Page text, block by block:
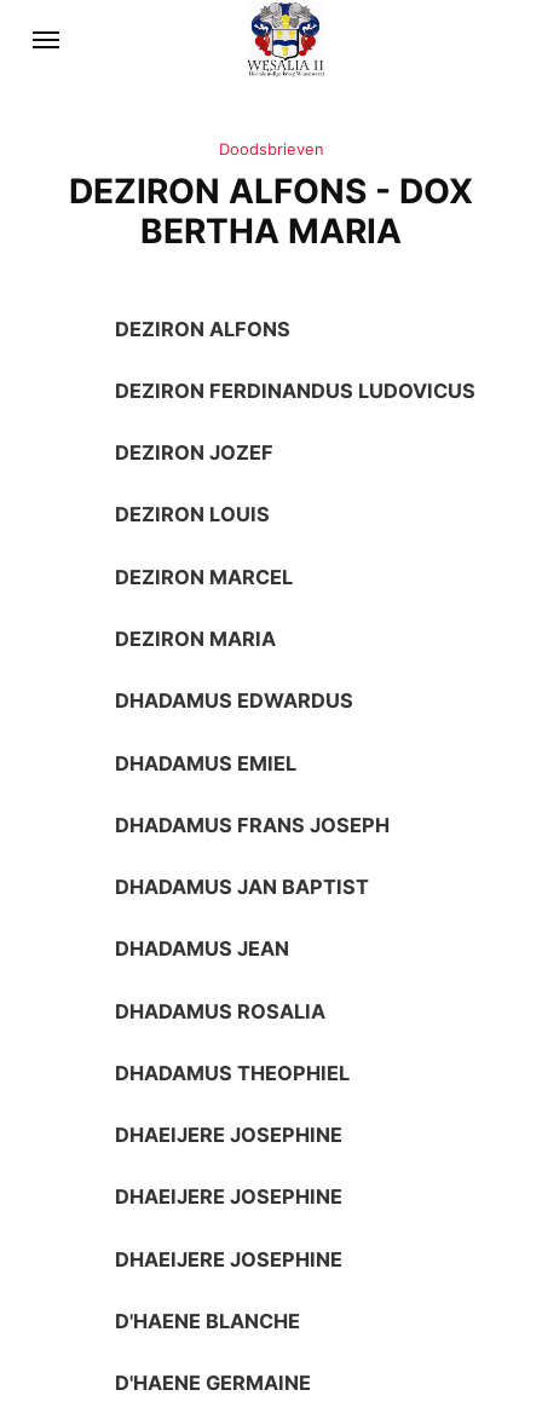
Doodsbrieven
DEZIRON ALFONS - DOX
BERTHA MARIA
DEZIRON ALFONS
DEZIRON FERDINANDUS LUDOVICUS
DEZIRON JOZEF
DEZIRON LOUIS
DEZIRON MARCEL
DEZIRON MARIA
DHADAMUS EDWARDUS
DHADAMUS EMIEL
DHADAMUS FRANS JOSEPH
DHADAMUS JAN BAPTIST
DHADAMUS JEAN
DHADAMUS ROSALIA
DHADAMUS THEOPHIEL
DHAEIJERE JOSEPHINE
DHAEIJERE JOSEPHINE
DHAEIJERE JOSEPHINE
D'HAENE BLANCHE
D'HAENE GERMAINE